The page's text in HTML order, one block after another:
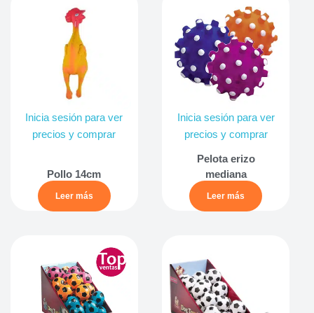
Inicia sesión para ver
precios y comprar
Pollo 14cm
Leer más
Inicia sesión para ver
precios y comprar
Pelota erizo
mediana
Leer más